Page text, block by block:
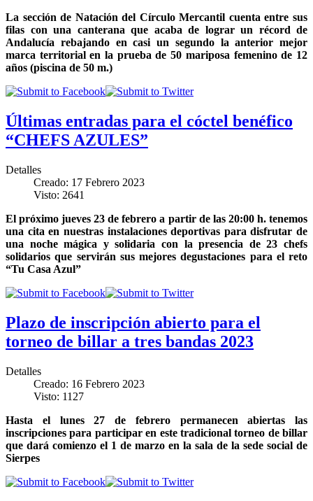
La sección de Natación del Círculo Mercantil cuenta entre sus
filas con una canterana que acaba de lograr un récord de
Andalucía rebajando en casi un segundo la anterior mejor
marca territorial en la prueba de 50 mariposa femenino de 12
años (piscina de 50 m.)
Últimas entradas para el cóctel benéfico
“CHEFS AZULES”
Detalles
Creado: 17 Febrero 2023
Visto: 2641
El próximo jueves 23 de febrero a partir de las 20:00 h. tenemos
una cita en nuestras instalaciones deportivas para disfrutar de
una noche mágica y solidaria con la presencia de 23 chefs
solidarios que servirán sus mejores degustaciones para el reto
“Tu Casa Azul”
Plazo de inscripción abierto para el
torneo de billar a tres bandas 2023
Detalles
Creado: 16 Febrero 2023
Visto: 1127
Hasta el lunes 27 de febrero permanecen abiertas las
inscripciones para participar en este tradicional torneo de billar
que dará comienzo el 1 de marzo en la sala de la sede social de
Sierpes